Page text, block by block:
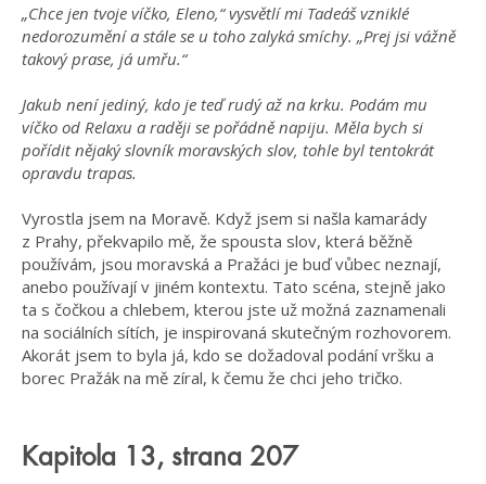
„Chce jen tvoje víčko, Eleno,“ vysvětlí mi Tadeáš vzniklé
nedorozumění a stále se u toho zalyká smíchy. „Prej jsi vážně
takový prase, já umřu.“
Jakub není jediný, kdo je teď rudý až na krku. Podám mu
víčko od Relaxu a raději se pořádně napiju. Měla bych si
pořídit nějaký slovník moravských slov, tohle byl tentokrát
opravdu trapas.
Vyrostla jsem na Moravě. Když jsem si našla kamarády
z Prahy, překvapilo mě, že spousta slov, která běžně
používám, jsou moravská a Pražáci je buď vůbec neznají,
anebo používají v jiném kontextu. Tato scéna, stejně jako
ta s čočkou a chlebem, kterou jste už možná zaznamenali
na sociálních sítích, je inspirovaná skutečným rozhovorem.
Akorát jsem to byla já, kdo se dožadoval podání vršku a
borec Pražák na mě zíral, k čemu že chci jeho tričko.
Kapitola 13, strana 207